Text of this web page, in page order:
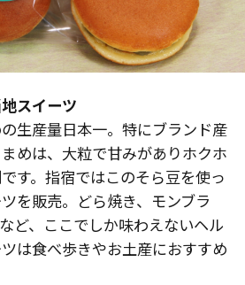
スイーツ
生産量日本一。特にブランド産
めは、大粒で甘みがありホクホ
す。指宿ではこのそら豆を使っ
を販売。どら焼き、モンブラ
ど、ここでしか味わえないヘル
は食べ歩きやお土産におすすめ